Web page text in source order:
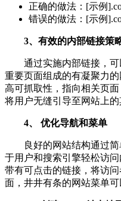
正确的做法：[示例
错误的做法：[示例
3、有效的内部链接策
通过实施内部链接，
重要页面组成的有凝聚力
高可抓取性，指向相关页
将用户无缝引导至网站上的
4、 优化导航和菜单
良好的网站结构通过
于用户和搜索引擎轻松访
带有可点击的链接，将访
面，井井有条的网站菜单